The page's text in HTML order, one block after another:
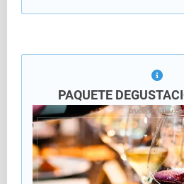
PAQUETE